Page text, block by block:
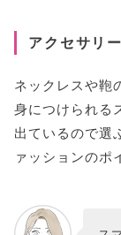
アクセサリ
ネックレスや鞄
身につけられる
出ているので選
ァッションのポ